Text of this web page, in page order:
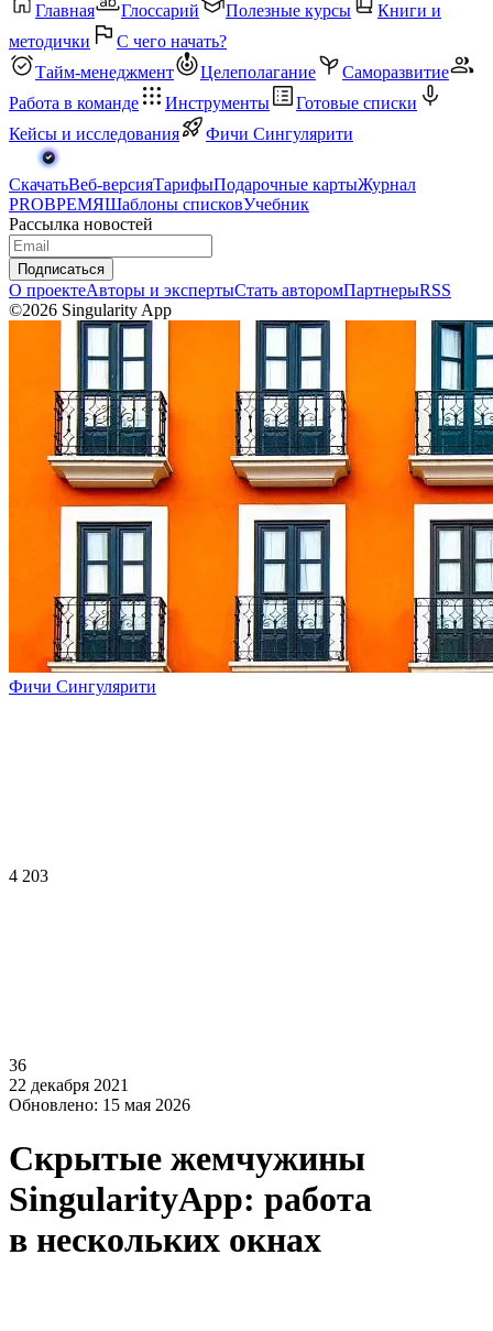
Главная Глоссарий Полезные курсы
Книги и
методички
С чего начать?
Тайм-менеджмент
Целеполагание
Саморазвитие
Работа в команде
Инструменты
Готовые списки
Кейсы и исследования
Фичи Сингулярити
СкачатьВеб-версияТарифыПодарочные картыЖурнал
PROВРЕМЯШаблоны списковУчебник
Рассылка новостей
Подписаться
О проектеАвторы и экспертыСтать авторомПартнерыRSS
©2026 Singularity App
Фичи Сингулярити
4 203
36
22 декабря 2021
Обновлено: 15 мая 2026
Скрытые жемчужины
SingularityApp: работа
в нескольких окнах